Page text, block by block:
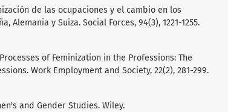
de las ocupaciones y el cambio en los
y Suiza. Social Forces, 94(3), 1221-1255.
of Feminization in the Professions: The
Work Employment and Society, 22(2), 281-299.
and Gender Studies. Wiley.